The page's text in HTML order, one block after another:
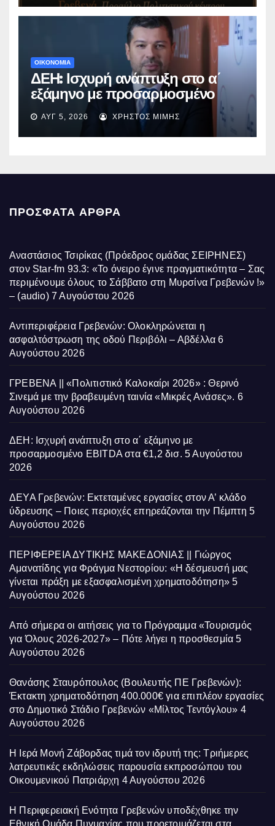
ΟΙΚΟΝΟΜΙΑ
ΔΕΗ: Ισχυρή ανάπτυξη στο α΄
εξάμηνο με προσαρμοσμένο
EBITDA στα €1,2 δισ.
ΑΥΓ 5, 2026 ΧΡΉΣΤΟΣ ΜΊΜΗΣ
ΠΡΌΣΦΑΤΑ ΆΡΘΡΑ
Αναστάσιος Τσιρίκας (Πρόεδρος ομάδας ΣΕΙΡΗΝΕΣ)
στον Star-fm 93.3: «Το όνειρο έγινε πραγματικότητα – Σας
περιμένουμε όλους το Σάββατο στη Μυρσίνα Γρεβενών !»
– (audio) 7 Αυγούστου 2026
Αντιπεριφέρεια Γρεβενών: Ολοκληρώνεται η
ασφαλτόστρωση της οδού Περιβόλι – Αβδέλλα 6
Αυγούστου 2026
ΓΡΕΒΕΝΑ || «Πολιτιστικό Καλοκαίρι 2026» : Θερινό
Σινεμά με την βραβευμένη ταινία «Μικρές Ανάσες». 6
Αυγούστου 2026
ΔΕΗ: Ισχυρή ανάπτυξη στο α΄ εξάμηνο με
προσαρμοσμένο EBITDA στα €1,2 δισ. 5 Αυγούστου
2026
ΔΕΥΑ Γρεβενών: Εκτεταμένες εργασίες στον Α’ κλάδο
ύδρευσης – Ποιες περιοχές επηρεάζονται την Πέμπτη 5
Αυγούστου 2026
ΠΕΡΙΦΕΡΕΙΑ ΔΥΤΙΚΗΣ ΜΑΚΕΔΟΝΙΑΣ || Γιώργος
Αμανατίδης για Φράγμα Νεστορίου: «Η δέσμευσή μας
γίνεται πράξη με εξασφαλισμένη χρηματοδότηση» 5
Αυγούστου 2026
Από σήμερα οι αιτήσεις για το Πρόγραμμα «Τουρισμός
για Όλους 2026-2027» – Πότε λήγει η προσθεσμία 5
Αυγούστου 2026
Θανάσης Σταυρόπουλος (Βουλευτής ΠΕ Γρεβενών):
Έκτακτη χρηματοδότηση 400.000€ για επιπλέον εργασίες
στο Δημοτικό Στάδιο Γρεβενών «Μίλτος Τεντόγλου» 4
Αυγούστου 2026
Η Ιερά Μονή Ζάβορδας τιμά τον ιδρυτή της: Τριήμερες
λατρευτικές εκδηλώσεις παρουσία εκπροσώπου του
Οικουμενικού Πατριάρχη 4 Αυγούστου 2026
Η Περιφερειακή Ενότητα Γρεβενών υποδέχθηκε την
Εθνική Ομάδα Πυγμαχίας που προετοιμάζεται στα